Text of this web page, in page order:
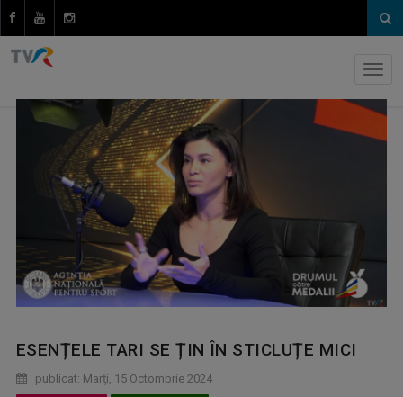
ESENȚELE TARI SE ȚIN ÎN STICLUȚE MICI
publicat: Marţi, 15 Octombrie 2024